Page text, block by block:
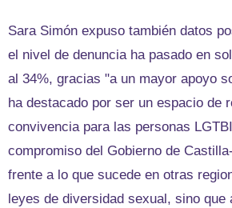
Sara Simón expuso también datos
el nivel de denuncia ha pasado en
al 34%, gracias "a un mayor apoyo
ha destacado por ser un espacio de
convivencia para las personas
compromiso del Gobierno de
frente a lo que sucede en otras
leyes de diversidad sexual, sino que